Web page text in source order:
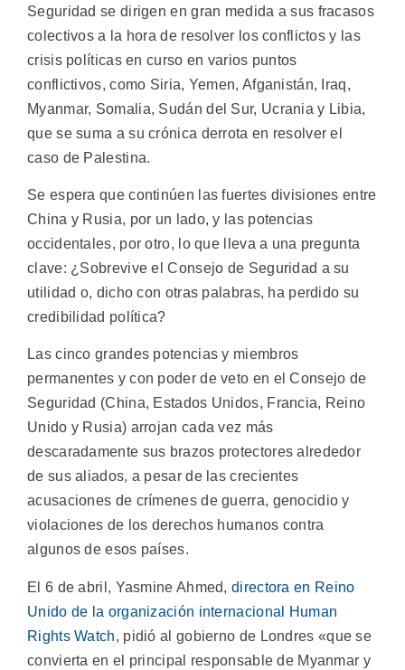
Seguridad se dirigen en gran medida a sus fracasos
colectivos a la hora de resolver los conflictos y las
crisis políticas en curso en varios puntos
conflictivos, como Siria, Yemen, Afganistán, Iraq,
Myanmar, Somalia, Sudán del Sur, Ucrania y Libia,
que se suma a su crónica derrota en resolver el
caso de Palestina.
Se espera que continúen las fuertes divisiones entre
China y Rusia, por un lado, y las potencias
occidentales, por otro, lo que lleva a una pregunta
clave: ¿Sobrevive el Consejo de Seguridad a su
utilidad o, dicho con otras palabras, ha perdido su
credibilidad política?
Las cinco grandes potencias y miembros
permanentes y con poder de veto en el Consejo de
Seguridad (China, Estados Unidos, Francia, Reino
Unido y Rusia) arrojan cada vez más
descaradamente sus brazos protectores alrededor
de sus aliados, a pesar de las crecientes
acusaciones de crímenes de guerra, genocidio y
violaciones de los derechos humanos contra
algunos de esos países.
El 6 de abril, Yasmine Ahmed,directora en Reino
Unido de la organización internacional Human
Rights Watch, pidió al gobierno de Londres «que se
convierta en el principal responsable de Myanmar y